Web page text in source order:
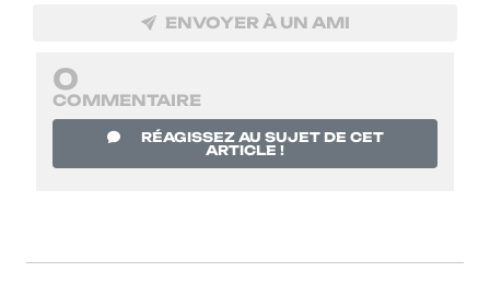
ENVOYER À UN AMI
0
COMMENTAIRE
RÉAGISSEZ AU SUJET DE CET
ARTICLE !